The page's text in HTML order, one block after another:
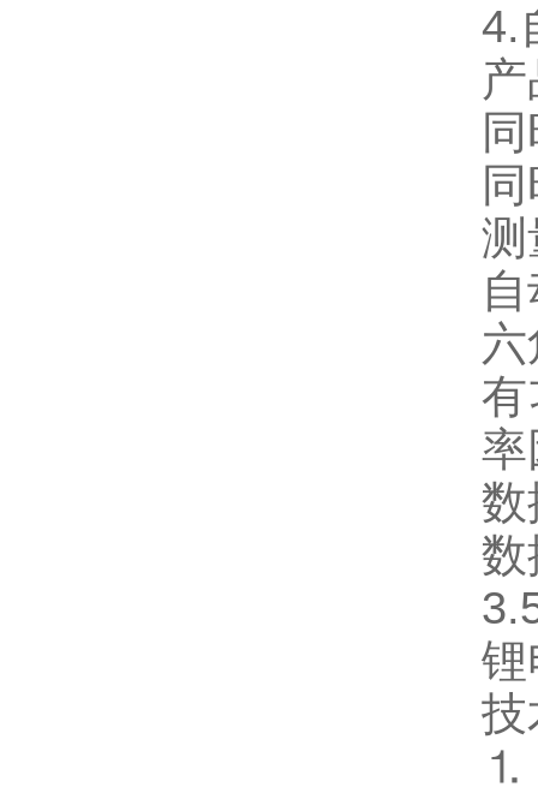
4.
测
率
数
数
锂
技
⒈